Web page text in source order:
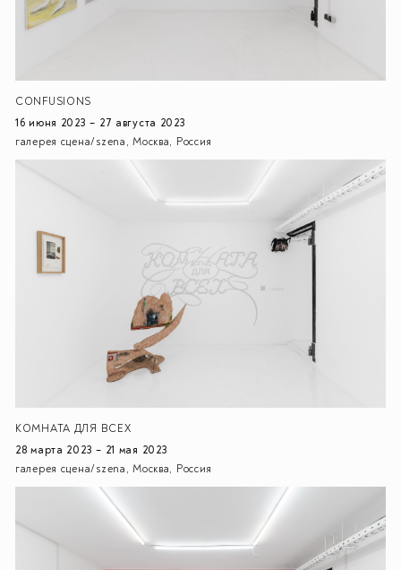
CONFUSIONS
16 июня 2023 – 27 августа 2023
галерея сцена/szena, Москва, Россия
КОМНАТА ДЛЯ ВСЕХ
28 марта 2023 – 21 мая 2023
галерея сцена/szena, Москва, Россия